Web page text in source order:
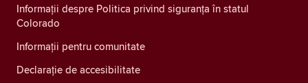
Informații despre Politica privind siguranța în statul
Colorado
Informații pentru comunitate
Declarație de accesibilitate